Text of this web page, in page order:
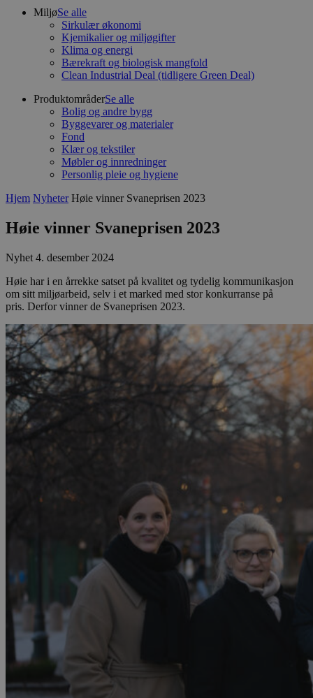
MiljøSe alle
Sirkulær økonomi
Kjemikalier og miljøgifter
Klima og energi
Bærekraft og biologisk mangfold
Clean Industrial Deal (tidligere Green Deal)
ProduktområderSe alle
Bolig og andre bygg
Byggevarer og materialer
Fond
Klær og tekstiler
Møbler og innredninger
Personlig pleie og hygiene
Hjem Nyheter Høie vinner Svaneprisen 2023
Høie vinner Svaneprisen 2023
Nyhet 4. desember 2024
Høie har i en årrekke satset på kvalitet og tydelig kommunikasjon
om sitt miljøarbeid, selv i et marked med stor konkurranse på
pris. Derfor vinner de Svaneprisen 2023.